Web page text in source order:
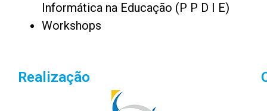
Informática na Educação (P P D I E)
Workshops
Realização